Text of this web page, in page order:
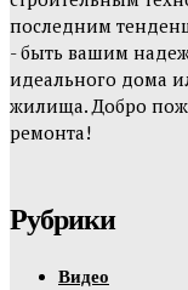
последним
- быть вашим
идеального дома
жилища. Добро
ремонта!
Рубрики
Видео